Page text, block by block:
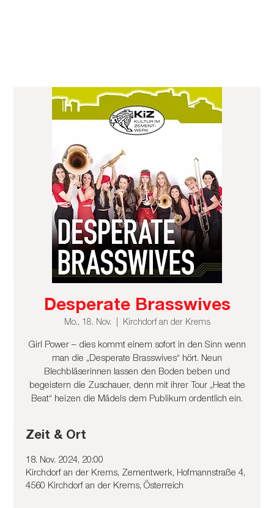
Desperate Brasswives
Mo., 18. Nov. Kirchdorf an der Krems
Girl Power – dies kommt einem sofort in den Sinn wenn
man die „Desperate Brasswives“ hört. Neun
Blechbläserinnen lassen den Boden beben und
begeistern die Zuschauer, denn mit ihrer Tour „Heat the
Beat“ heizen die Mädels dem Publikum ordentlich ein.
Zeit & Ort
18. Nov. 2024, 20:00
Kirchdorf an der Krems, Zementwerk, Hofmannstraße 4,
4560 Kirchdorf an der Krems, Österreich